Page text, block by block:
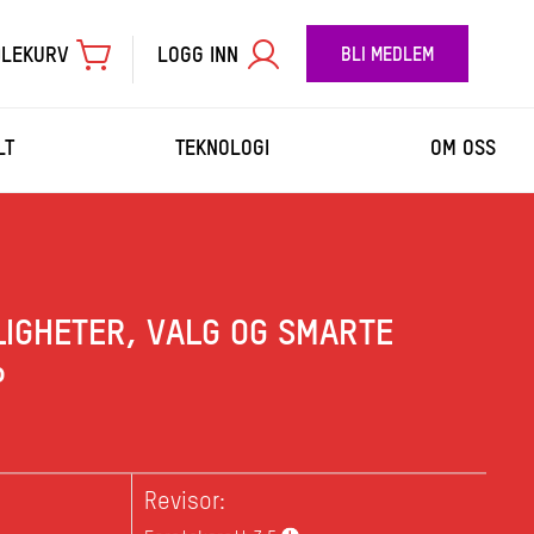
LOGG INN BLI MEDLEM
TEKNOLOGI OM OSS
VALG OG SMARTE
Revisor: